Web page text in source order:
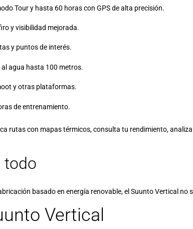
Tour y hasta 60 horas con GPS de alta precisión.
y visibilidad mejorada.
y puntos de interés.
agua hasta 100 metros.
y otras plataformas.
de entrenamiento.
rutas con mapas térmicos, consulta tu rendimiento,
todo
basado en energía renovable, el Suunto Vertical no
Vertical